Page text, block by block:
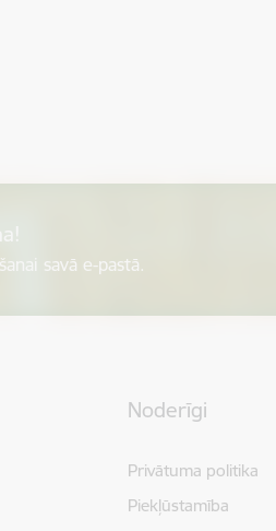
savā e-pastā.
Noderīgi
Privātuma politika
Piekļūstamība